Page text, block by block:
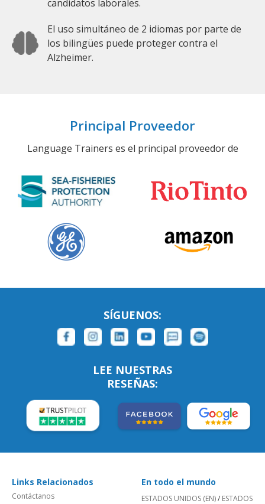
candidatos laborales.
El uso simultáneo de 2 idiomas por parte de
los bilingües puede proteger contra el
Alzheimer.
Principal Proveedor
Language Trainers es el principal proveedor de
SÍGUENOS:
LEE NUESTRAS
RESEÑAS:
Links Relacionados
Contáctanos
En todo el mundo
ESTADOS UNIDOS (EN)/ ESTADOS